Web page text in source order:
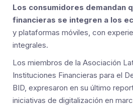
Los consumidores demandan
financieras se integren a los
y plataformas móviles, con
integrales.
Los miembros de la Asociación
Instituciones Financieras para el
BID, expresaron en su último
iniciativas de digitalización en